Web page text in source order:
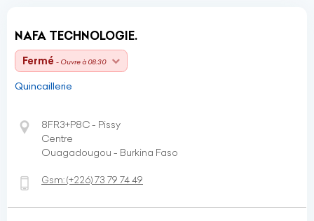
NAFA TECHNOLOGIE.
Fermé - Ouvre à 08:30
Quincaillerie
8FR3+P8C - Pissy
Centre
Ouagadougou - Burkina Faso
Gsm:(+226)73 79 74 49